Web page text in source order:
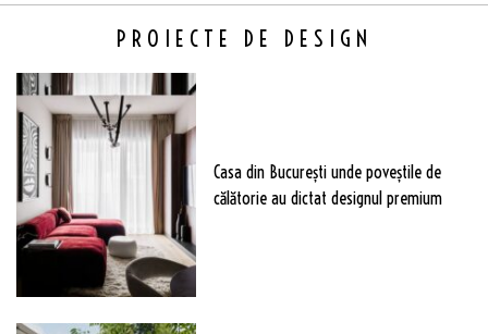
PROIECTE DE DESIGN
Casa din București unde poveștile de
călătorie au dictat designul premium